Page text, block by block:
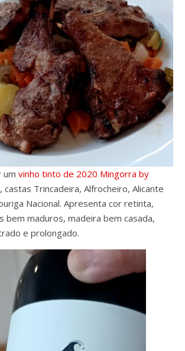
um vinho tinto de 2020 Mingorra by
, castas Trincadeira, Alfrocheiro, Alicante
Nacional. Apresenta cor retinta,
bem maduros, madeira bem casada,
e prolongado.